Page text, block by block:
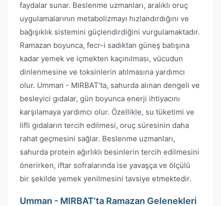
faydalar sunar. Beslenme uzmanları, aralıklı oruç
uygulamalarının metabolizmayı hızlandırdığını ve
bağışıklık sistemini güçlendirdiğini vurgulamaktadır.
Ramazan boyunca, fecr-i sadıktan güneş batışına
kadar yemek ve içmekten kaçınılması, vücudun
dinlenmesine ve toksinlerin atılmasına yardımcı
olur. Umman - MIRBAT’ta, sahurda alınan dengeli ve
besleyici gıdalar, gün boyunca enerji ihtiyacını
karşılamaya yardımcı olur. Özellikle, su tüketimi ve
lifli gıdaların tercih edilmesi, oruç süresinin daha
rahat geçmesini sağlar. Beslenme uzmanları,
sahurda protein ağırlıklı besinlerin tercih edilmesini
önerirken, iftar sofralarında ise yavaşça ve ölçülü
bir şekilde yemek yenilmesini tavsiye etmektedir.
Umman - MIRBAT’ta Ramazan Gelenekleri